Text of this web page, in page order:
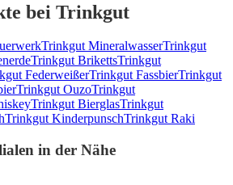
bei Trinkgut
Trinkgut MineralwasserTrinkgut
Trinkgut BrikettsTrinkgut
FederweißerTrinkgut FassbierTrinkgut
Trinkgut OuzoTrinkgut
Trinkgut BierglasTrinkgut
Trinkgut KinderpunschTrinkgut Raki
in der Nähe